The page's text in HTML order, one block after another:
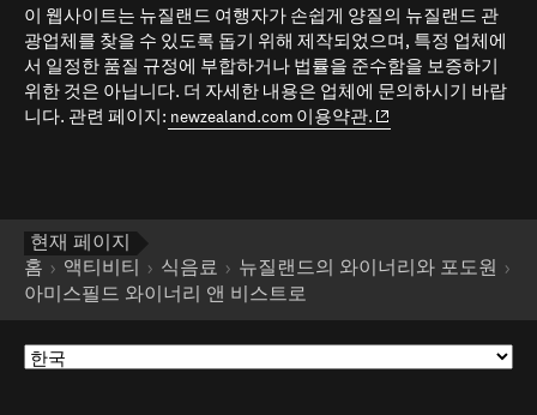
이 웹사이트는 뉴질랜드 여행자가 손쉽게 양질의 뉴질랜드 관
광업체를 찾을 수 있도록 돕기 위해 제작되었으며, 특정 업체에
서 일정한 품질 규정에 부합하거나 법률을 준수함을 보증하기
위한 것은 아닙니다. 더 자세한 내용은 업체에 문의하시기 바랍
니다. 관련 페이지: newzealand.com 이용약관. (opens in new window)
현재 페이지
홈
액티비티 식음료
뉴질랜드의 와이너리와 포도원
아미스필드 와이너리 앤 비스트로